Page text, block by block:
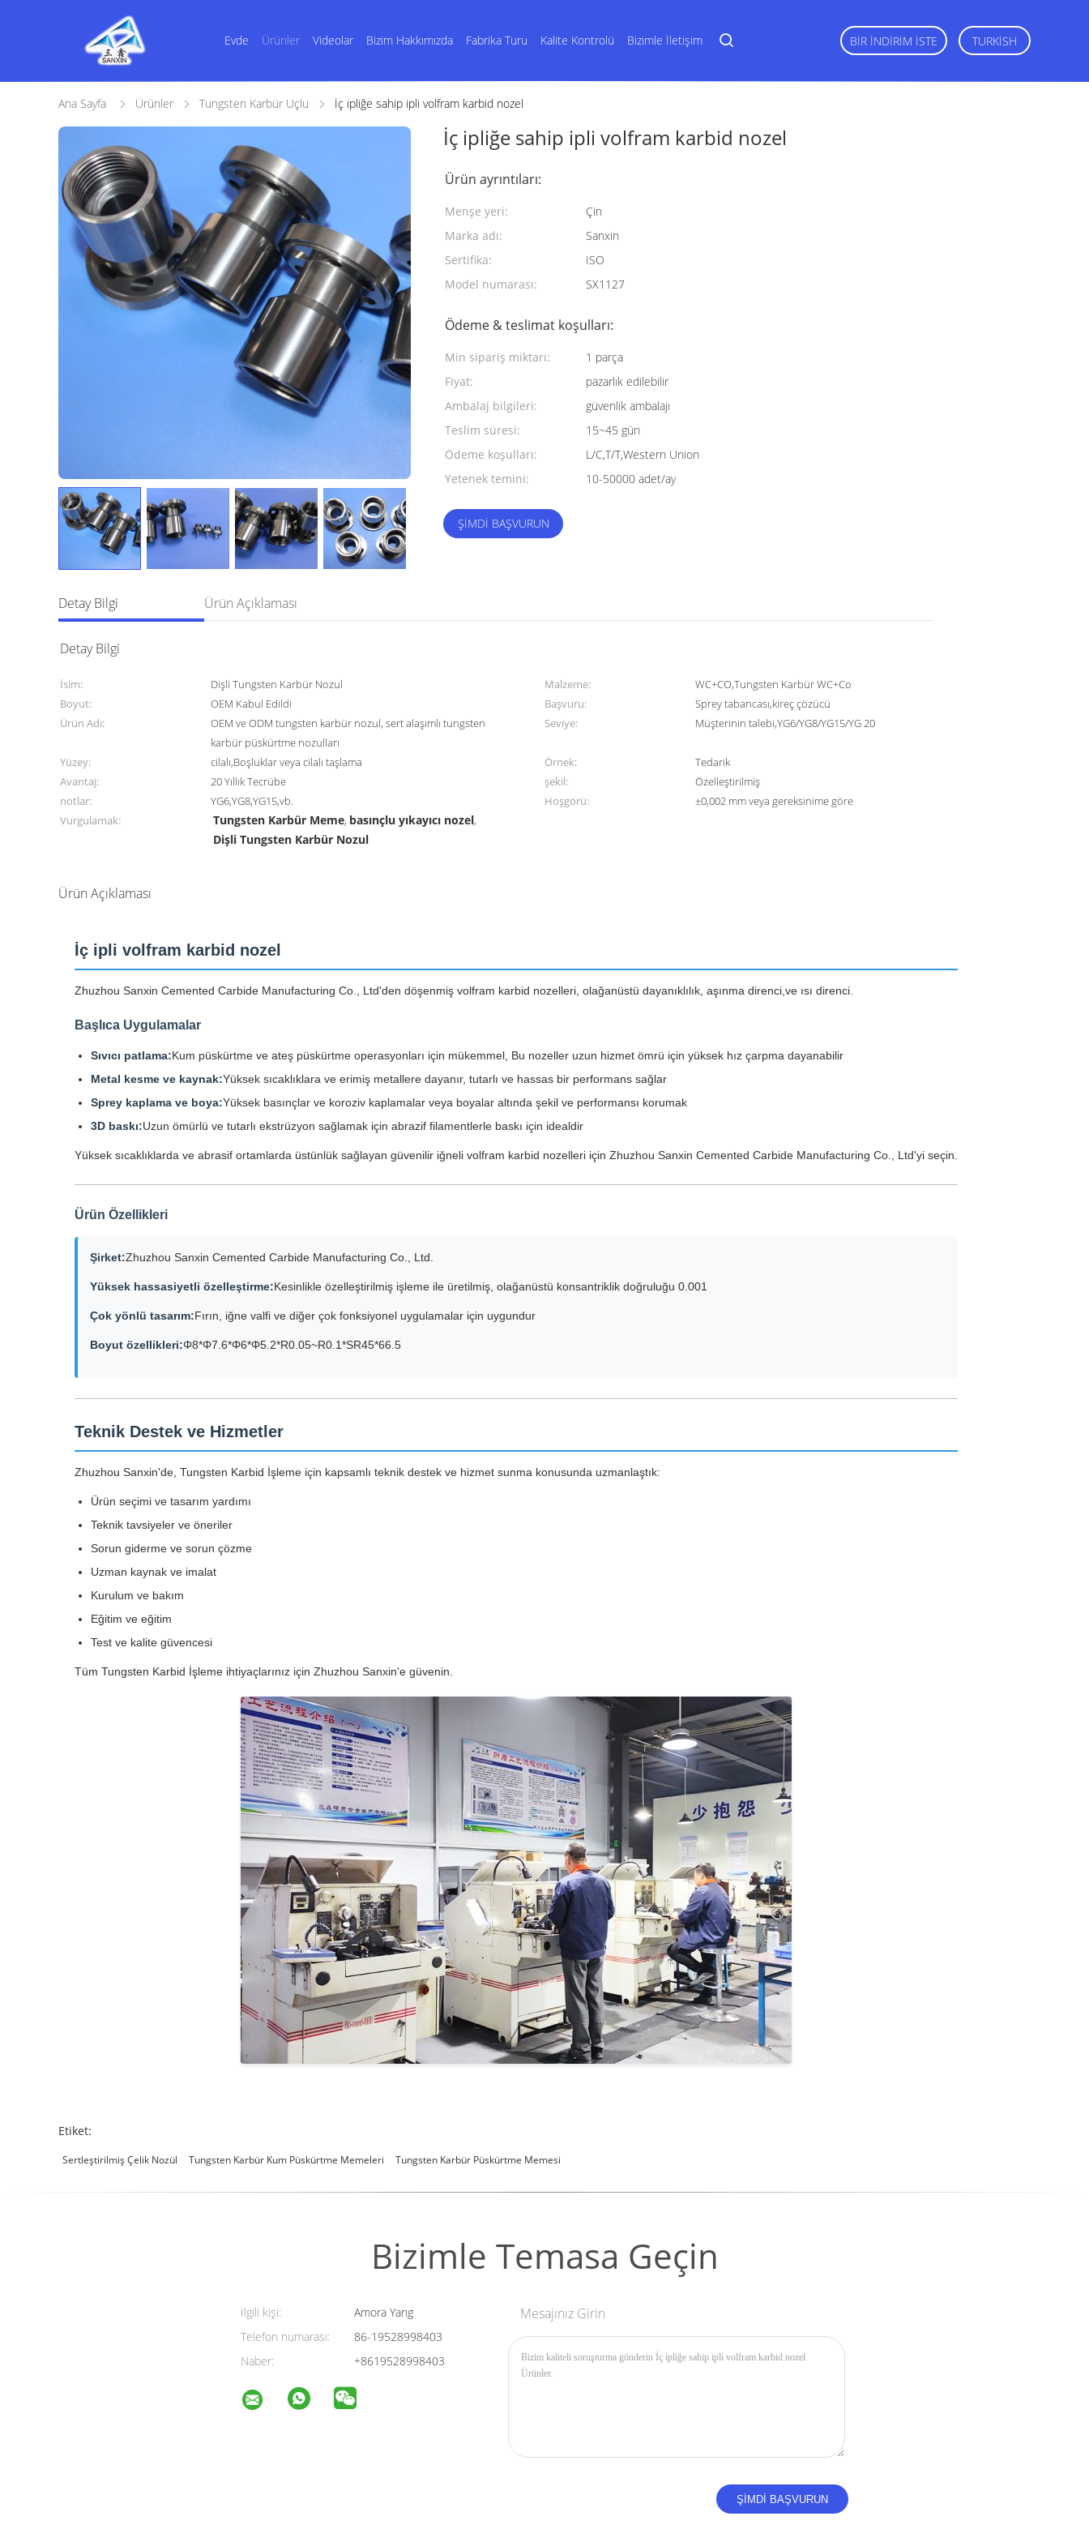
Evde Ürünler Videolar Bizim Hakkımızda Fabrika Turu Kalite Kontrolü Bizimle İletişim BIR İNDIRIM İSTE TURKISH
Ana Sayfa Ürünler Tungsten Karbür Uçlu İç ipliğe sahip ipli volfram karbid nozel
İç ipliğe sahip ipli volfram karbid nozel
Ürün ayrıntıları:
Menşe yeri:
Çin
Marka adı:
Sanxin
Sertifika:
ISO
Model numarası:
SX1127
Ödeme & teslimat koşulları:
Min sipariş miktarı:
1 parça
Fiyat:
pazarlık edilebilir
Ambalaj bilgileri:
güvenlik ambalajı
Teslim süresi:
15~45 gün
Ödeme koşulları:
L/C,T/T,Western Union
Yetenek temini:
10-50000 adet/ay
ŞIMDI BAŞVURUN
Detay Bilgi Ürün Açıklaması
Detay Bilgi
İsim: Dişli Tungsten Karbür Nozul Malzeme:
WC+CO,Tungsten Karbür WC+Co
Boyut:
OEM Kabul Edildi Başvuru:
Sprey tabancası,kireç çözücü
Ürün Adı:
OEM ve ODM tungsten karbür nozul, sert alaşımlı tungsten
karbür püskürtme nozulları
Seviye: Müşterinin talebi,YG6/YG8/YG15/YG 20
Yüzey: cilalı,Boşluklar veya cilalı taşlama Örnek:
Tedarik
Avantaj:
20 Yıllık Tecrübe şekil:
Özelleştirilmiş
notlar:
YG6,YG8,YG15,vb. Hoşgörü:
±0,002 mm veya gereksinime göre
Vurgulamak:
Tungsten Karbür Meme, basınçlu yıkayıcı nozel,
Dişli Tungsten Karbür Nozul
Ürün Açıklaması
İç ipli volfram karbid nozel
Zhuzhou Sanxin Cemented Carbide Manufacturing Co., Ltd'den döşenmiş volfram karbid nozelleri, olağanüstü dayanıklılık, aşınma direnci,ve ısı direnci.
Başlıca Uygulamalar
Sıvıcı patlama:Kum püskürtme ve ateş püskürtme operasyonları için mükemmel, Bu nozeller uzun hizmet ömrü için yüksek hız çarpma dayanabilir
Metal kesme ve kaynak:Yüksek sıcaklıklara ve erimiş metallere dayanır, tutarlı ve hassas bir performans sağlar
Sprey kaplama ve boya:Yüksek basınçlar ve koroziv kaplamalar veya boyalar altında şekil ve performansı korumak
3D baskı:Uzun ömürlü ve tutarlı ekstrüzyon sağlamak için abrazif filamentlerle baskı için idealdir
Yüksek sıcaklıklarda ve abrasif ortamlarda üstünlük sağlayan güvenilir iğneli volfram karbid nozelleri için Zhuzhou Sanxin Cemented Carbide Manufacturing Co., Ltd'yi seçin.
Ürün Özellikleri
Şirket:Zhuzhou Sanxin Cemented Carbide Manufacturing Co., Ltd.
Yüksek hassasiyetli özelleştirme:Kesinlikle özelleştirilmiş işleme ile üretilmiş, olağanüstü konsantriklik doğruluğu 0.001
Çok yönlü tasarım:Fırın, iğne valfi ve diğer çok fonksiyonel uygulamalar için uygundur
Boyut özellikleri:Φ8*Φ7.6*Φ6*Φ5.2*R0.05~R0.1*SR45*66.5
Teknik Destek ve Hizmetler
Zhuzhou Sanxin'de, Tungsten Karbid İşleme için kapsamlı teknik destek ve hizmet sunma konusunda uzmanlaştık:
Ürün seçimi ve tasarım yardımı
Teknik tavsiyeler ve öneriler
Sorun giderme ve sorun çözme
Uzman kaynak ve imalat
Kurulum ve bakım
Eğitim ve eğitim
Test ve kalite güvencesi
Tüm Tungsten Karbid İşleme ihtiyaçlarınız için Zhuzhou Sanxin'e güvenin.
Etiket:
Sertleştirilmiş Çelik Nozül Tungsten Karbür Kum Püskürtme Memeleri Tungsten Karbür Püskürtme Memesi
Bizimle Temasa Geçin
İlgili kişi:
Amora Yang
Telefon numarası:
86-19528998403
Naber:
+8619528998403
Mesajınız Girin